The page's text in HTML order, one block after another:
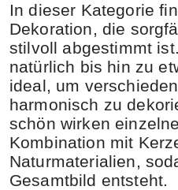
In dieser Kategorie
Dekoration, die
stilvoll abgestimmt
natürlich bis hin zu
ideal, um
harmonisch zu
schön wirken
Kombination mit
Naturmaterialien,
Gesamtbild entsteht.